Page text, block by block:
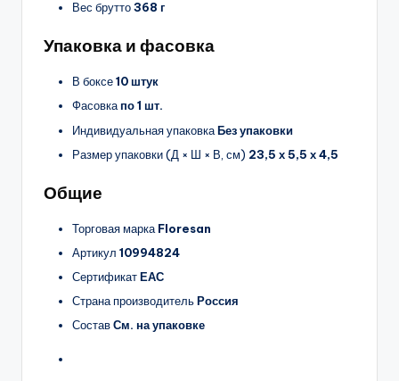
Вес брутто368 г
Упаковка и фасовка
В боксе10 штук
Фасовкапо 1 шт.
Индивидуальная упаковкаБез упаковки
Размер упаковки (Д × Ш × В, см) 23,5 х 5,5 х 4,5
Общие
Торговая марка Floresan
Артикул 10994824
СертификатЕАС
Страна производительРоссия
СоставСм. на упаковке